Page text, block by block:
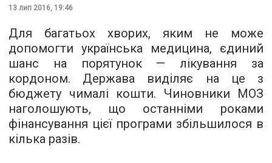
13 лип 2016, 19:46
Для багатьох хворих, яким не може
допомогти українська медицина, єдиний
шанс на порятунок — лікування за
кордоном. Держава виділяє на це з
бюджету чималі кошти. Чиновники МОЗ
наголошують, що останніми роками
фінансування цієї програми збільшилося в
кілька разів.